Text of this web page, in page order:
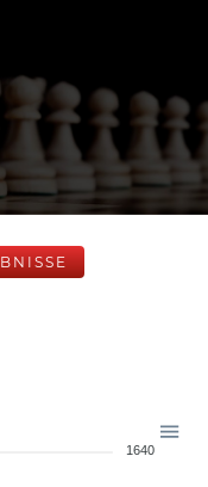
1640